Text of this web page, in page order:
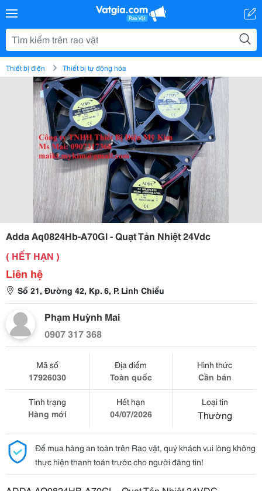
Thiết bị điện Thiết bị tự động hóa
Adda Aq0824Hb-A70Gl - Quạt Tản Nhiệt 24Vdc
( HẾT HẠN )
Liên hệ
Số 21, Đường 42, Kp. 6, P. Linh Chiểu
Phạm Huỳnh Mai
0907 317 368
Mã số
17926030
Địa điểm
Toàn quốc
Hình thức
Cần bán
Tình trạng
Hàng mới
Hết hạn
04/07/2026
Loại tin
Thường
Để mua hàng an toàn trên Rao vặt, quý khách vui lòng không
thực hiện thanh toán trước cho người đăng tin!